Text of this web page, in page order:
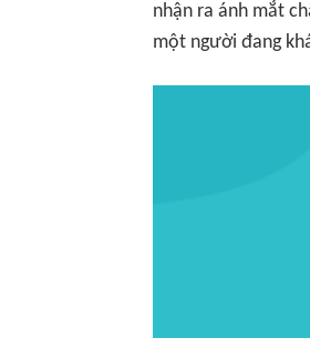
nhận ra ánh mắt
một người đang